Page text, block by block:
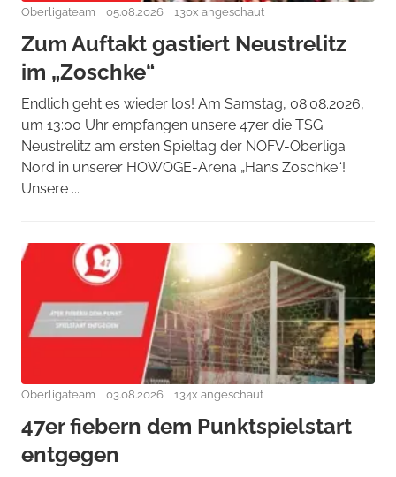
Oberligateam 05.08.2026 130x angeschaut
Zum Auftakt gastiert Neustrelitz
im „Zoschke“
Endlich geht es wieder los! Am Samstag, 08.08.2026,
um 13:00 Uhr empfangen unsere 47er die TSG
Neustrelitz am ersten Spieltag der NOFV-Oberliga
Nord in unserer HOWOGE-Arena „Hans Zoschke“!
Unsere ...
Oberligateam 03.08.2026 134x angeschaut
47er fiebern dem Punktspielstart
entgegen